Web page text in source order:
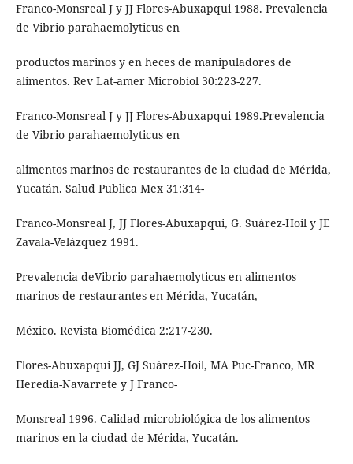
Franco-Monsreal J y JJ Flores-Abuxapqui 1988. Prevalencia
de Vibrio parahaemolyticus en
productos marinos y en heces de manipuladores de
alimentos. Rev Lat-amer Microbiol 30:223-227.
Franco-Monsreal J y JJ Flores-Abuxapqui 1989.Prevalencia
de Vibrio parahaemolyticus en
alimentos marinos de restaurantes de la ciudad de Mérida,
Yucatán. Salud Publica Mex 31:314-
Franco-Monsreal J, JJ Flores-Abuxapqui, G. Suárez-Hoil y JE
Zavala-Velázquez 1991.
Prevalencia deVibrio parahaemolyticus en alimentos
marinos de restaurantes en Mérida, Yucatán,
México. Revista Biomédica 2:217-230.
Flores-Abuxapqui JJ, GJ Suárez-Hoil, MA Puc-Franco, MR
Heredia-Navarrete y J Franco-
Monsreal 1996. Calidad microbiológica de los alimentos
marinos en la ciudad de Mérida, Yucatán.